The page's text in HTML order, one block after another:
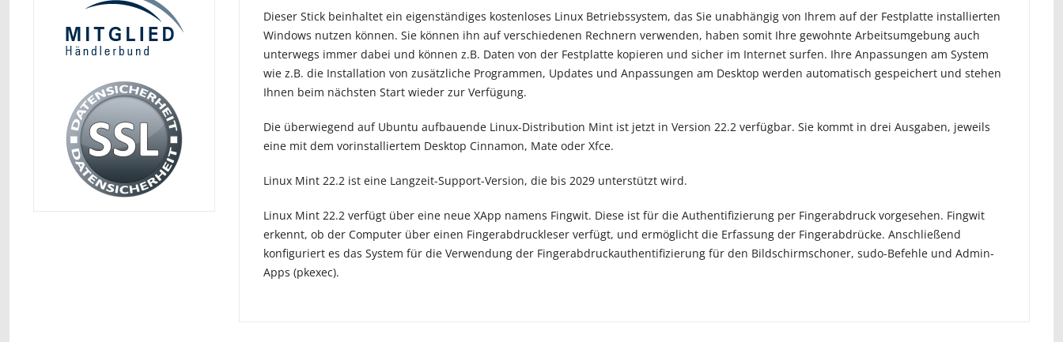
Dieser Stick beinhaltet ein eigenständiges kostenloses Linux Betriebssystem, das Sie unabhängig von Ihrem auf der Festplatte installierten
Windows nutzen können. Sie können ihn auf verschiedenen Rechnern verwenden, haben somit Ihre gewohnte Arbeitsumgebung auch
unterwegs immer dabei und können z.B. Daten von der Festplatte kopieren und sicher im Internet surfen. Ihre Anpassungen am System
wie z.B. die Installation von zusätzliche Programmen, Updates und Anpassungen am Desktop werden automatisch gespeichert und stehen
Ihnen beim nächsten Start wieder zur Verfügung.
Die überwiegend auf Ubuntu aufbauende Linux-Distribution Mint ist jetzt in Version 22.2 verfügbar. Sie kommt in drei Ausgaben, jeweils
eine mit dem vorinstalliertem Desktop Cinnamon, Mate oder Xfce.
Linux Mint 22.2 ist eine Langzeit-Support-Version, die bis 2029 unterstützt wird.
Linux Mint 22.2 verfügt über eine neue XApp namens Fingwit. Diese ist für die Authentifizierung per Fingerabdruck vorgesehen. Fingwit
erkennt, ob der Computer über einen Fingerabdruckleser verfügt, und ermöglicht die Erfassung der Fingerabdrücke. Anschließend
konfiguriert es das System für die Verwendung der Fingerabdruckauthentifizierung für den Bildschirmschoner, sudo-Befehle und Admin-
Apps (pkexec).